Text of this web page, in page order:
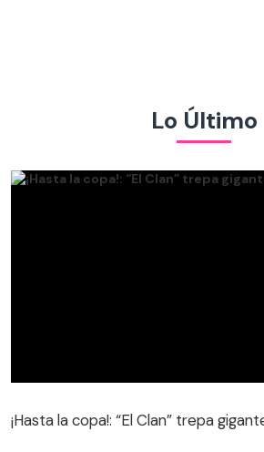
Lo Último
¡Hasta la copa!: “El Clan” trepa